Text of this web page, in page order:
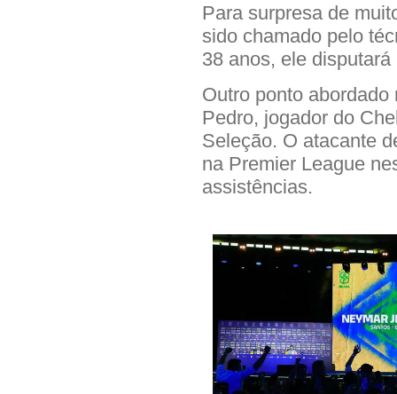
Para surpresa de
sido chamado pelo
38 anos, ele
Outro ponto
Pedro, jogador do
Seleção. O atacante
na Premier League
assistências.